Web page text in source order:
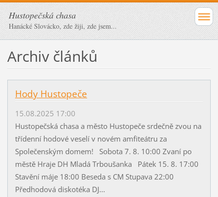
Hustopečská chasa
Hanácké Slovácko, zde žiji, zde jsem...
Archiv článků
Hody Hustopeče
15.08.2025 17:00
Hustopečská chasa a město Hustopeče srdečně zvou na
třídenní hodové veselí v novém amfiteátru za
Společenským domem! Sobota 7. 8. 10:00 Zvaní po
městě Hraje DH Mladá Trboušanka Pátek 15. 8. 17:00
Stavění máje 18:00 Beseda s CM Stupava 22:00
Předhodová diskotéka DJ...